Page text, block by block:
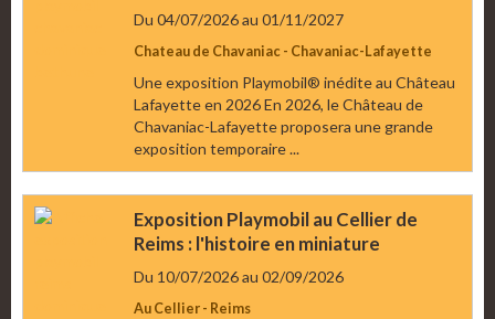
Du 04/07/2026au 01/11/2027
Chateau de Chavaniac - Chavaniac-Lafayette
Une exposition Playmobil® inédite au Château
Lafayette en 2026 En 2026, le Château de
Chavaniac-Lafayette proposera une grande
exposition temporaire ...
Exposition Playmobil au Cellier de
Reims : l'histoire en miniature
Du 10/07/2026au 02/09/2026
Au Cellier - Reims